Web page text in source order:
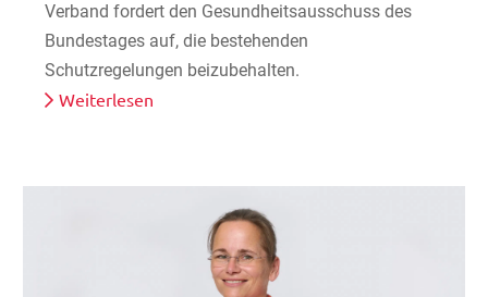
Verband fordert den Gesundheitsausschuss des
Bundestages auf, die bestehenden
Schutzregelungen beizubehalten.
Weiterlesen